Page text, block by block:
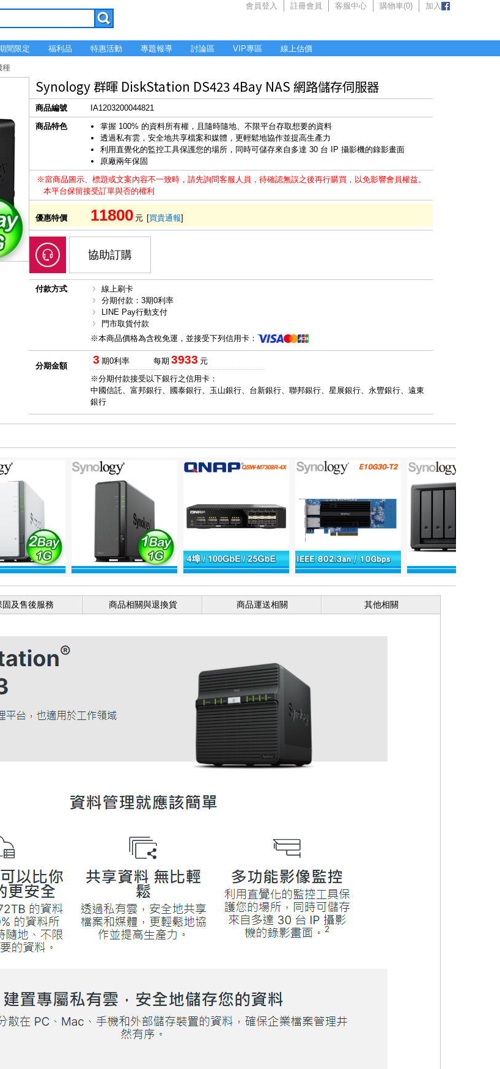
會員登入 註冊會員 客服中心 購物車(0) 加入
間限定 福利品 特惠活動 專題報導 討論區 VIP專區 線上估價
種
Synology 群暉 DiskStation DS423 4Bay NAS 網路儲存伺服器
商品編號
IA1203200044821
商品特色
掌握 100% 的資料所有權，且隨時隨地、不限平台存取想要的資料
透過私有雲，安全地共享檔案和媒體，更輕鬆地協作並提高生產力
利用直覺化的監控工具保護您的場所，同時可儲存來自多達 30 台 IP 攝影機的錄影畫面
原廠兩年保固
※當商品圖示、標題或文案內容不一致時，請先詢問客服人員，待確認無誤之後再行購買，以免影響會員權益。
本平台保留接受訂單與否的權利
優惠特價 11800 元 [買貴通報]
協助訂購
付款方式
線上刷卡
分期付款：3期0利率
LINE Pay行動支付
門市取貨付款
※本商品價格為含稅免運，並接受下列信用卡：
分期金額 3 期0利率 每期 3933 元
※分期付款接受以下銀行之信用卡：
中國信託、富邦銀行、國泰銀行、玉山銀行、台新銀行、聯邦銀行、星展銀行、永豐銀行、遠東
銀行
固及售後服務 商品相關與退換貨 商品運送相關 其他相關